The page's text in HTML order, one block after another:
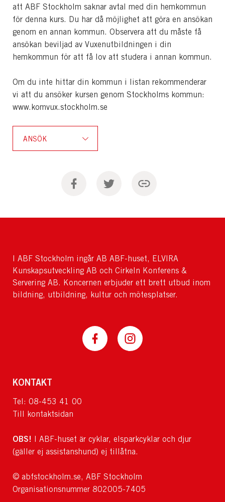
att ABF Stockholm saknar avtal med din hemkommun
för denna kurs. Du har då möjlighet att göra en ansökan
genom en annan kommun. Observera att du måste få
ansökan beviljad av Vuxenutbildningen i din
hemkommun för att få lov att studera i annan kommun.
Om du inte hittar din kommun i listan rekommenderar
vi att du ansöker kursen genom Stockholms kommun:
www.komvux.stockholm.se
ANSÖK
I ABF Stockholm ingår AB ABF-huset, ELVIRA
Kunskapsutveckling AB och Cirkeln Konferens &
Servering AB. Koncernen erbjuder ett brett utbud inom
bildning, utbildning, kultur och mötesplatser.
KONTAKT
Tel: 08-453 41 00
Till kontaktsidan
OBS! I ABF-huset är cyklar, elsparkcyklar och djur
(gäller ej assistanshund) ej tillåtna.
© abfstockholm.se, ABF Stockholm
Organisationsnummer 802005-7405